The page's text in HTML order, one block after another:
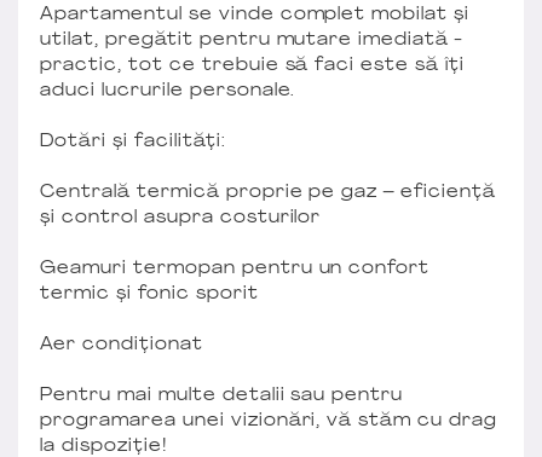
Apartamentul se vinde complet mobilat și
utilat, pregătit pentru mutare imediată -
practic, tot ce trebuie să faci este să îți
aduci lucrurile personale.
Dotări și facilități:
Centrală termică proprie pe gaz – eficiență
și control asupra costurilor
Geamuri termopan pentru un confort
termic și fonic sporit
Aer condiționat
Pentru mai multe detalii sau pentru
programarea unei vizionări, vă stăm cu drag
la dispoziție!